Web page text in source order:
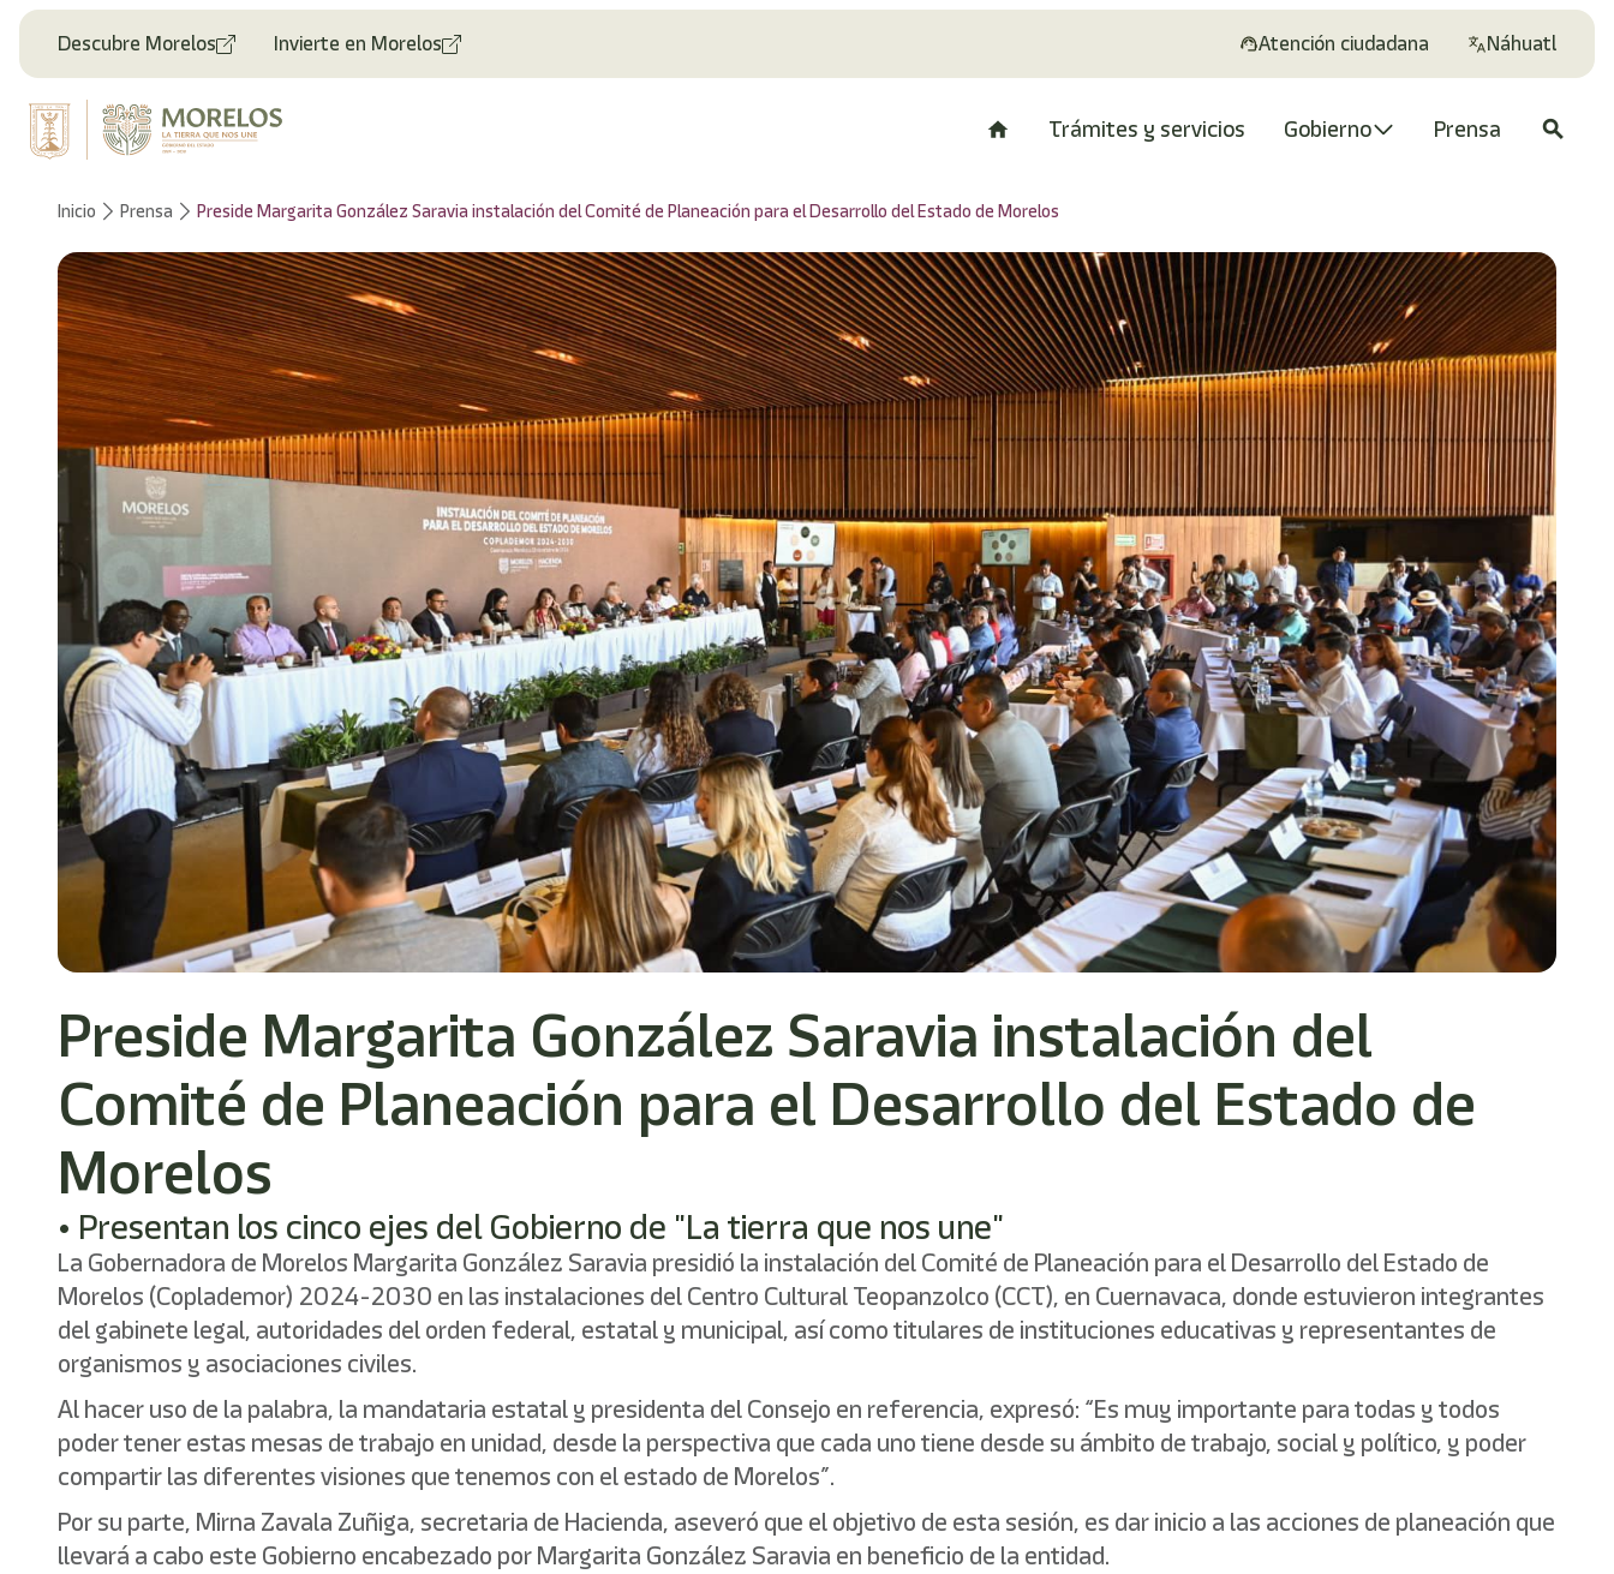
Descubre Morelos Invierte en Morelos Atención ciudadana Náhuatl
Trámites y servicios Gobierno Prensa search
Inicio Prensa Preside Margarita González Saravia instalación del Comité de Planeación para el Desarrollo del Estado de Morelos
Preside Margarita González Saravia instalación del
Comité de Planeación para el Desarrollo del Estado de
Morelos
• Presentan los cinco ejes del Gobierno de "La tierra que nos une"
La Gobernadora de Morelos Margarita González Saravia presidió la instalación del Comité de Planeación para el Desarrollo del Estado de
Morelos (Coplademor) 2024-2030 en las instalaciones del Centro Cultural Teopanzolco (CCT), en Cuernavaca, donde estuvieron integrantes
del gabinete legal, autoridades del orden federal, estatal y municipal, así como titulares de instituciones educativas y representantes de
organismos y asociaciones civiles.
Al hacer uso de la palabra, la mandataria estatal y presidenta del Consejo en referencia, expresó: “Es muy importante para todas y todos
poder tener estas mesas de trabajo en unidad, desde la perspectiva que cada uno tiene desde su ámbito de trabajo, social y político, y poder
compartir las diferentes visiones que tenemos con el estado de Morelos”.
Por su parte, Mirna Zavala Zuñiga, secretaria de Hacienda, aseveró que el objetivo de esta sesión, es dar inicio a las acciones de planeación que
llevará a cabo este Gobierno encabezado por Margarita González Saravia en beneficio de la entidad.